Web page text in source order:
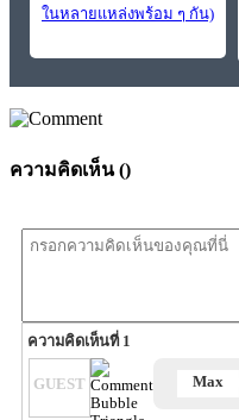
ในหลายแหล่งพร้อม ๆ กัน)
ความคิดเห็น ()
ความคิดเห็นที่ 1
GUEST Max